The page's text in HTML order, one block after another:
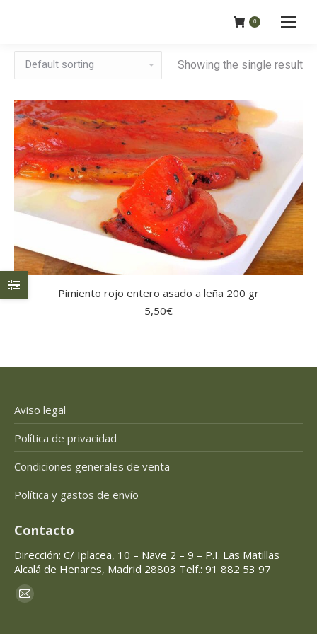
0
Showing the single result
Pimiento rojo entero asado a leña 200 gr
5,50€
Aviso legal
Política de privacidad
Condiciones generales de venta
Política y gastos de envío
Contacto
Dirección: C/ Iplacea, 10 – Nave 2 – 9 – P.I. Las Matillas
Alcalá de Henares, Madrid 28803 Telf.: 91 882 53 97
Encuéntranos en:
Mail